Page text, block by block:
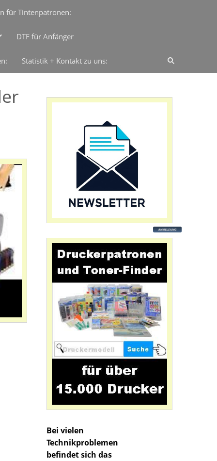
für Tintenpatronen:
DTF für Anfänger
Statistik + Kontakt zu uns:
Bei vielen
Technikproblemen
befindet sich das